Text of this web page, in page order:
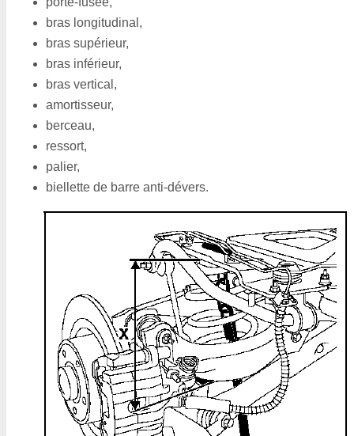
bras longitudinal,
bras supérieur,
bras inférieur,
bras vertical,
amortisseur,
berceau,
ressort,
palier,
biellette de barre anti-dévers.